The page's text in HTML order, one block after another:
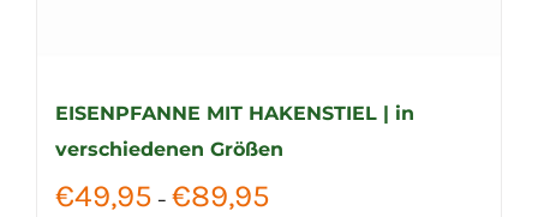
EISENPFANNE MIT HAKENSTIEL | in
verschiedenen Größen
€49,95 – €89,95